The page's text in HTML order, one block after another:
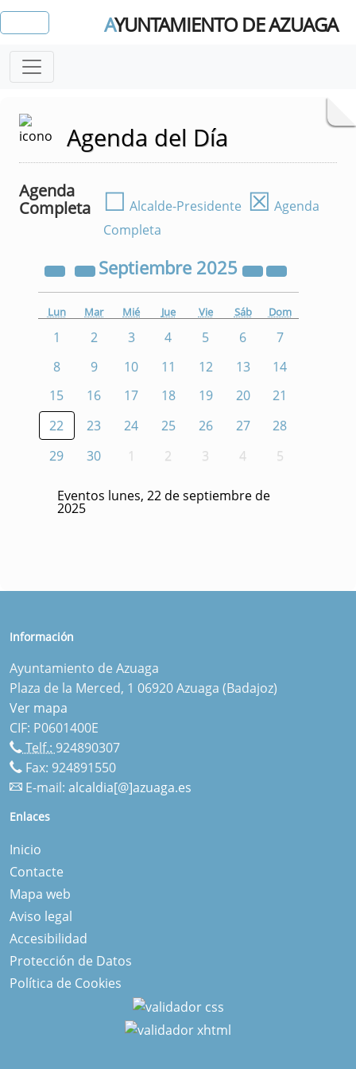
AYUNTAMIENTO DE AZUAGA
Agenda del Día
Agenda
Completa
☐ Alcalde-Presidente ☒ Agenda
Completa
Septiembre 2025
Lun Mar Mié Jue Vie Sáb Dom
1 2 3 4 5 6
7
8
9 10 11 12 13
14
15
16 17 18 19 20
21
22
23 24 25 26 27
28
29
30 1 2 3 4 5
Eventos lunes, 22 de septiembre de
2025
Información
Ayuntamiento de Azuaga
Plaza de la Merced, 1 06920 Azuaga (Badajoz)
Ver mapa
CIF: P0601400E
Telf.: 924890307
Fax: 924891550
E-mail: alcaldia[@]azuaga.es
Enlaces
Inicio
Contacte
Mapa web
Aviso legal
Accesibilidad
Protección de Datos
Política de Cookies